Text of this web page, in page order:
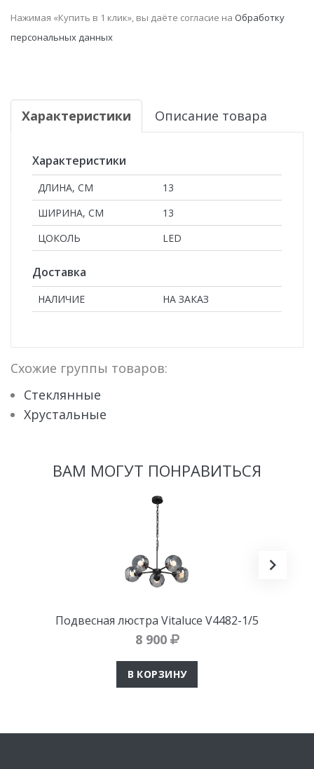
Нажимая «Купить в 1 клик», вы даёте согласие на Обработку
персональных данных
Характеристики Описание товара
Характеристики
ДЛИНА, СМ
13
ШИРИНА, СМ
13
ЦОКОЛЬ
LED
Доставка
НАЛИЧИЕ НА ЗАКАЗ
Схожие группы товаров:
Стеклянные
Хрустальные
ВАМ МОГУТ ПОНРАВИТЬСЯ
Подвесная люстра Vitaluce V4482-1/5
8 900
В КОРЗИНУ